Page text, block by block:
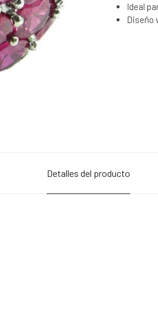
Ideal
Diseño
Detalles del producto